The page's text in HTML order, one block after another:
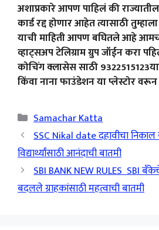
अशाप्रकारे आपण पाहिलं की
कार्ड रद्द होणार आहेत त्यासाठी
याची माहिती आपण बघितले आहे
व्हाट्सअप टेलिग्राम ग्रुप जॉईन करा
कोचिंग क्लासेस साठी
किंवा नाना फाउंडेशन या प्लेस्टोर
Categories
Samachar Katta
SSC Nikal date दहावीचा निकाल
विद्यार्थ्यांसाठी आनंदाची बातमी
SBI BANK NEW RULES SBI
बदलले ग्राहकांसाठी महत्वाची बातमी